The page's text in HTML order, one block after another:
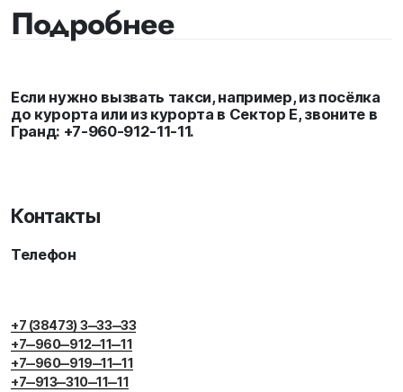
Подробнее
Если нужно вызвать такси, например, из посёлка
до курорта или из курорта в Сектор Е, звоните в
Гранд: +7-960-912-11-11.
Контакты
Телефон
+7 (38473) 3‒33‒33
+7‒960‒912‒11‒11
+7‒960‒919‒11‒11
+7‒913‒310‒11‒11